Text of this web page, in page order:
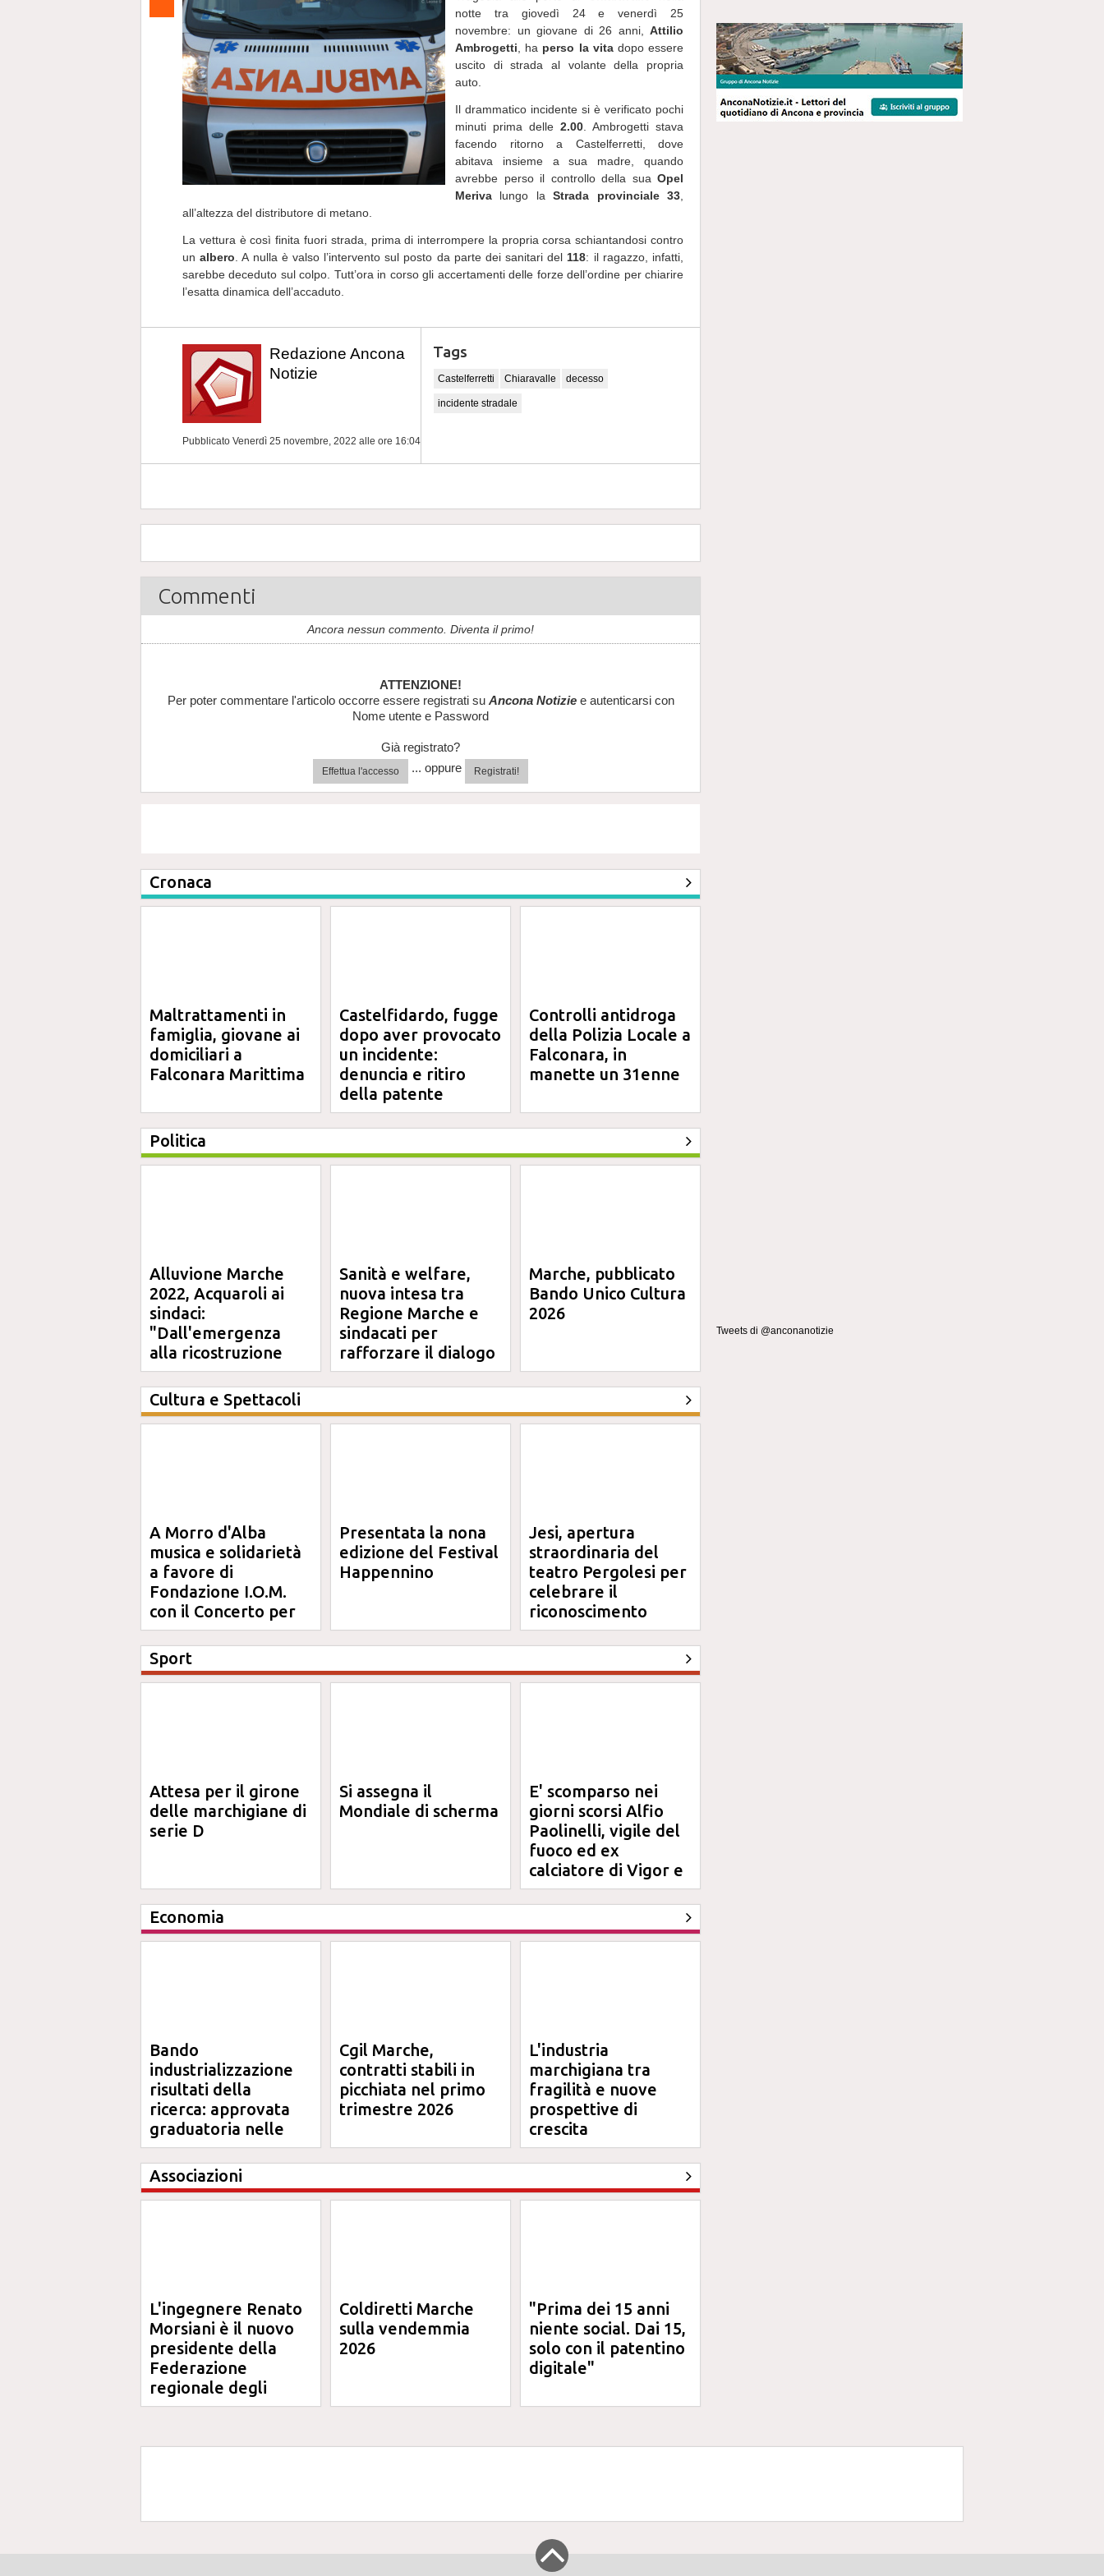
notte tra giovedì 24 e venerdì 25
novembre: un giovane di 26 anni, Attilio
Ambrogetti , ha perso la vitadopo essere
uscito di strada al volante della propria
auto.
Il drammatico incidente si è verificato pochi
minuti prima delle 2.00 . Ambrogetti stava
facendo ritorno a Castelferretti, dove
abitava insieme a sua madre, quando
avrebbe perso il controllo della sua Opel
Meriva lungo laStrada provinciale 33
all’altezza del distributore di metano.
La vettura è così finita fuori strada, prima di interrompere la propria corsa schiantandosi contro
unalbero . A nulla è valso l’intervento sul posto da parte dei sanitari del 118: il ragazzo, infatti,
sarebbe deceduto sul colpo. Tutt’ora in corso gli accertamenti delle forze dell’ordine per chiarire
l’esatta dinamica dell’accaduto.
Redazione Ancona
Notizie
Pubblicato Venerdì 25 novembre, 2022 alle ore 16:04
Tags
Castelferretti Chiaravalle decesso
incidente stradale
Commenti
Ancora nessun commento. Diventa il primo!
ATTENZIONE!
Per poter commentare l'articolo occorre essere registrati su Ancona Notiziee autenticarsi con
Nome utente e Password
Già registrato?
Effettua l'accesso ... oppure Registrati!
Cronaca
Maltrattamenti in
famiglia, giovane ai
domiciliari a
Falconara Marittima
Castelfidardo, fugge
dopo aver provocato
un incidente:
denuncia e ritiro
della patente
Controlli antidroga
della Polizia Locale a
Falconara, in
manette un 31enne
Politica
Alluvione Marche
2022, Acquaroli ai
sindaci:
"Dall'emergenza
alla ricostruzione
definitiva"
Sanità e welfare,
nuova intesa tra
Regione Marche e
sindacati per
rafforzare il dialogo
Marche, pubblicato
Bando Unico Cultura
2026
Cultura e Spettacoli
A Morro d'Alba
musica e solidarietà
a favore di
Fondazione I.O.M.
con il Concerto per
Anna
Presentata la nona
edizione del Festival
Happennino
Jesi, apertura
straordinaria del
teatro Pergolesi per
celebrare il
riconoscimento
Unesco
Sport
Attesa per il girone
delle marchigiane di
serie D
Si assegna il
Mondiale di scherma
E' scomparso nei
giorni scorsi Alfio
Paolinelli, vigile del
fuoco ed ex
calciatore di Vigor e
Jesina
Economia
Bando
industrializzazione
risultati della
ricerca: approvata
graduatoria nelle
Marche
Cgil Marche,
contratti stabili in
picchiata nel primo
trimestre 2026
L'industria
marchigiana tra
fragilità e nuove
prospettive di
crescita
Associazioni
L'ingegnere Renato
Morsiani è il nuovo
presidente della
Federazione
regionale degli
Ordini degli
Marche
Coldiretti Marche
sulla vendemmia
2026
"Prima dei 15 anni
niente social. Dai 15,
solo con il patentino
digitale"
Tweets di @anconanotizie